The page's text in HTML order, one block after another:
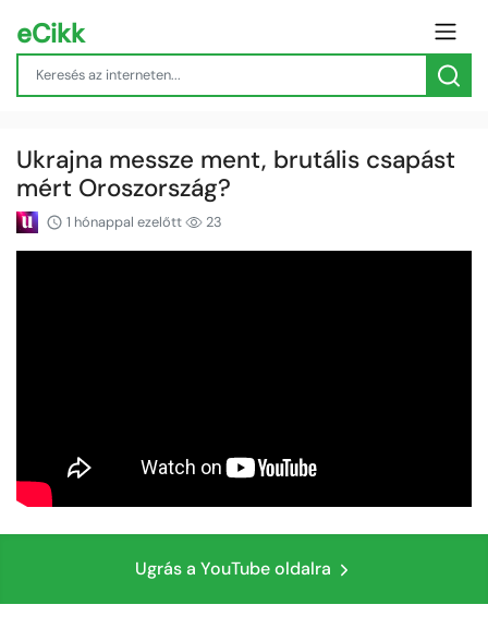
eCikk
Ukrajna messze ment, brutális csapást
mért Oroszország?
1 hónappal ezelőtt 23
Ugrás a YouTube oldalra